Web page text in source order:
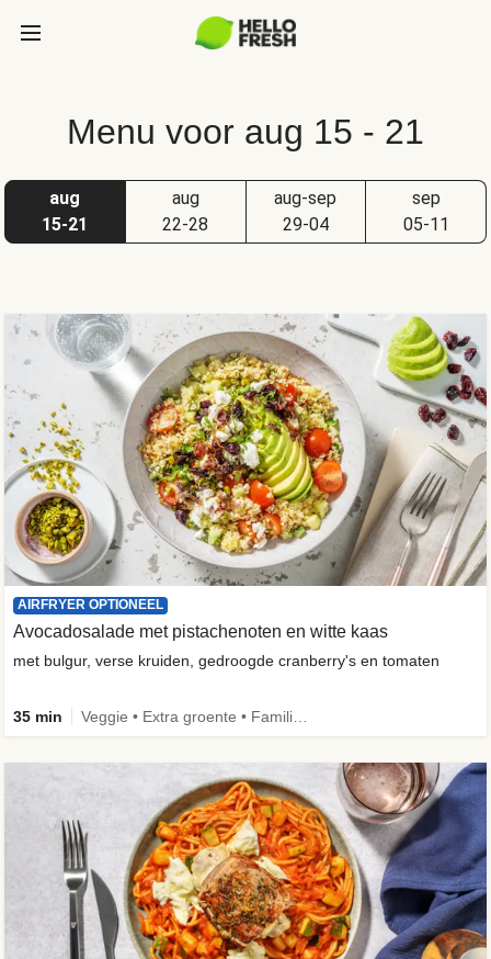
Menu voor aug 15 - 21
aug
15-21
aug
22-28
aug-sep
29-04
sep
05-11
AIRFRYER OPTIONEEL
Avocadosalade met pistachenoten en witte kaas
met bulgur, verse kruiden, gedroogde cranberry's en tomaten
35 min